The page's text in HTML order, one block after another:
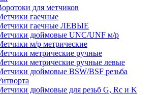
для метчиков
гаечные
гаечные ЛЕВЫЕ
дюймовые UNC/UNF м/р
м/р метрические
метрические ручные
метрические ручные левые
дюймовые BSW/BSF резьба
дюймовые для резьб G, Rc и K